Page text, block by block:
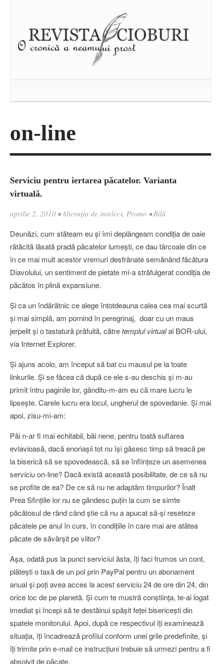
on-line
Serviciu pentru iertarea păcatelor. Varianta
virtuală.
aprilie 2, 2010 •Aberația de intelect, Promo •Bilă
Deunăzi, cum stăteam eu şi îmi deplângeam condiţia de oaie
rătăcită lăsată pradă păcatelor lumeşti, ce dau târcoale din ce
în ce mai mult acestor vremuri desfrânate semănând făcătura
Diavolului, un sentiment de pietate mi-a străfulgerat condiţia de
păcătos în plină expansiune.
Şi ca un îndărătnic ce alege întotdeauna calea cea mai scurtă
şi mai simplă, am pornind în peregrinaj, doar cu un maus
jerpelit şi o tastatură prăfuită, cătretemplul virtualal BOR-ului,
via Internet Explorer.
Şi ajuns acolo, am început să bat cu mausul pe la toate
linkurile. Şi se făcea că după ce ele s-au deschis şi m-au
primit întru paginile lor, gânditu-m-am eu că mare lucru le
lipseşte. Carele lucru era locul, ungherul de spovedanie. Şi mai
apoi, zisu-mi-am:
Păi n-ar fi mai echitabil, băi nene, pentru toată suflarea
evlavioasă, dacă enoriaşii tot nu îşi găsesc timp să treacă pe
la biserică să se spovedească, să se înfiinţeze un asemenea
serviciu on-line? Dacă există această posibilitate, de ce să nu
se profite de ea? De ce să nu ne adaptăm timpurilor? Înalt
Prea Sfinţiile lor nu se gândesc puţin la cum se simte
păcătosul de rând când ştie că nu a apucat să-şi reseteze
păcatele pe anul în curs, în condiţiile în care mai are atâtea
păcate de săvârşit pe viitor?
Aşa, odată pus la punct serviciul ăsta, îţi faci frumos un cont,
plăteşti o taxă de un pol prin PayPal pentru un abonament
anual şi poţi avea acces la acest serviciu 24 de ore din 24, din
orice loc de pe planetă. Şi cum te mustră conştiinţa, te-ai logat
imediat şi începi să te destăinui spăşit feţei bisericeşti din
spatele monitorului. Apoi, după ce respectivul îţi examinează
situaţia, îţi încadrează profilul conform unei grile predefinite, şi
îţi trimite prin e-mail ce instrucţiuni trebuie să urmezi pentru a fi
absolvit de păcate.